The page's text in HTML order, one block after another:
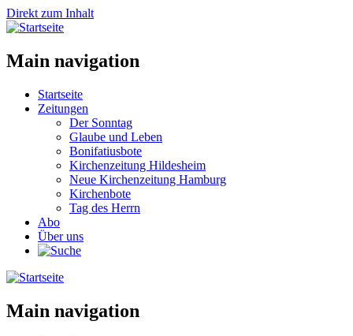
Direkt zum Inhalt
Main navigation
Startseite
Zeitungen
Der Sonntag
Glaube und Leben
Bonifatiusbote
Kirchenzeitung Hildesheim
Neue Kirchenzeitung Hamburg
Kirchenbote
Tag des Herrn
Abo
Über uns
Main navigation